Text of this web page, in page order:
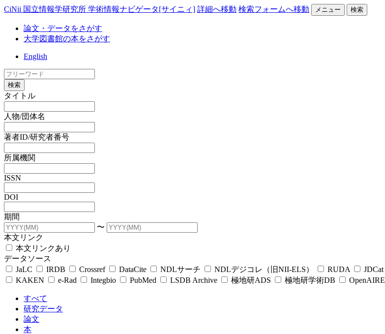
CiNii 国立情報学研究所 学術情報ナビゲータ[サイニィ] 詳細へ移動 検索フォームへ移動 メニュー 検索
論文・データをさがす
大学図書館の本をさがす
English
検索
タイトル
人物/団体名
著者ID/研究者番号
所属機関
ISSN
DOI
期間
〜
本文リンク
本文リンクあり
データソース
JaLC
IRDB Crossref DataCite NDLサーチ NDLデジコレ（旧NII-ELS） RUDA JDCat
KAKEN
e-Rad Integbio PubMed LSDB Archive 極地研ADS 極地研学術DB OpenAIRE
すべて
研究データ
論文
本